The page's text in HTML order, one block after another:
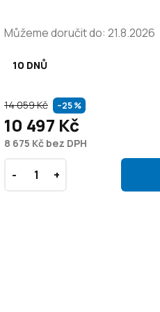
14 059 Kč –25 %
10 497 Kč
8 675 Kč bez DPH
10 DNŮ
Můžeme doručit do: 21.8.2026